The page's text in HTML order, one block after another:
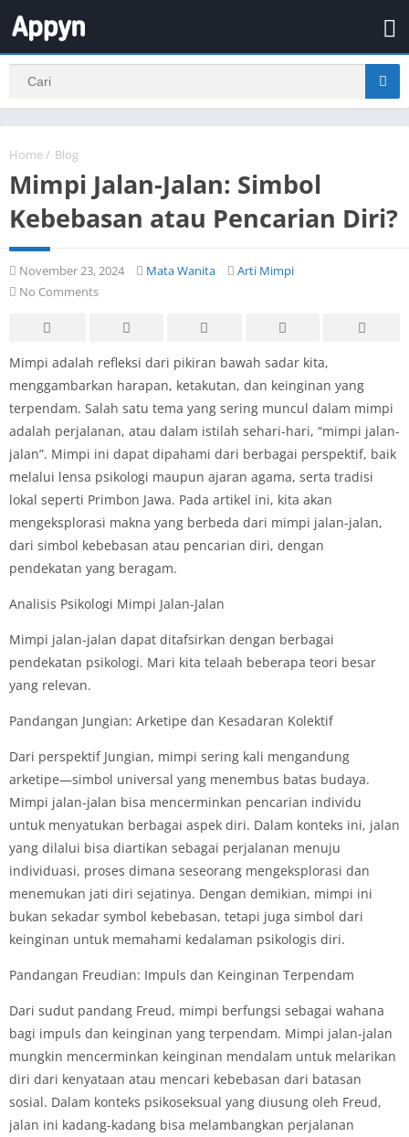
Home / Blog
Mimpi Jalan-Jalan: Simbol
Kebebasan atau Pencarian Diri?
November 23, 2024 Mata Wanita
Arti Mimpi
No Comments
Mimpi adalah refleksi dari pikiran bawah sadar kita,
menggambarkan harapan, ketakutan, dan keinginan yang
terpendam. Salah satu tema yang sering muncul dalam mimpi
adalah perjalanan, atau dalam istilah sehari-hari, “mimpi jalan-
jalan”. Mimpi ini dapat dipahami dari berbagai perspektif, baik
melalui lensa psikologi maupun ajaran agama, serta tradisi
lokal seperti Primbon Jawa. Pada artikel ini, kita akan
mengeksplorasi makna yang berbeda dari mimpi jalan-jalan,
dari simbol kebebasan atau pencarian diri, dengan
pendekatan yang beragam.
Analisis Psikologi Mimpi Jalan-Jalan
Mimpi jalan-jalan dapat ditafsirkan dengan berbagai
pendekatan psikologi. Mari kita telaah beberapa teori besar
yang relevan.
Pandangan Jungian: Arketipe dan Kesadaran Kolektif
Dari perspektif Jungian, mimpi sering kali mengandung
arketipe—simbol universal yang menembus batas budaya.
Mimpi jalan-jalan bisa mencerminkan pencarian individu
untuk menyatukan berbagai aspek diri. Dalam konteks ini, jalan
yang dilalui bisa diartikan sebagai perjalanan menuju
individuasi, proses dimana seseorang mengeksplorasi dan
menemukan jati diri sejatinya. Dengan demikian, mimpi ini
bukan sekadar symbol kebebasan, tetapi juga simbol dari
keinginan untuk memahami kedalaman psikologis diri.
Pandangan Freudian: Impuls dan Keinginan Terpendam
Dari sudut pandang Freud, mimpi berfungsi sebagai wahana
bagi impuls dan keinginan yang terpendam. Mimpi jalan-jalan
mungkin mencerminkan keinginan mendalam untuk melarikan
diri dari kenyataan atau mencari kebebasan dari batasan
sosial. Dalam konteks psikoseksual yang diusung oleh Freud,
jalan ini kadang-kadang bisa melambangkan perjalanan